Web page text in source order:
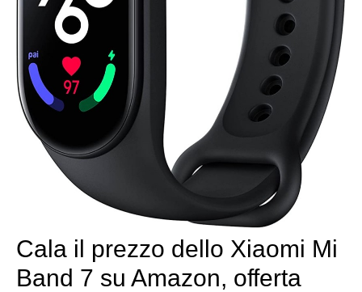
Cala il prezzo dello Xiaomi Mi
Band 7 su Amazon, offerta